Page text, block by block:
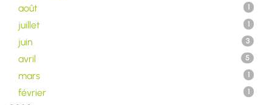
août 1
juillet 1
juin 3
avril 5
mars 1
février 1